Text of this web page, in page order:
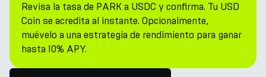
Revisa la tasa de PARK a USDC y confirma. Tu USD
Coin se acredita al instante. Opcionalmente,
muévelo a una estrategia de rendimiento para ganar
hasta 10% APY.